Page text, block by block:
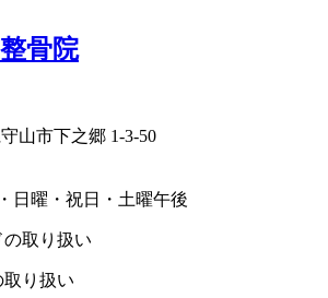
山市下之郷 1-3-50
日曜・祝日・土曜午後